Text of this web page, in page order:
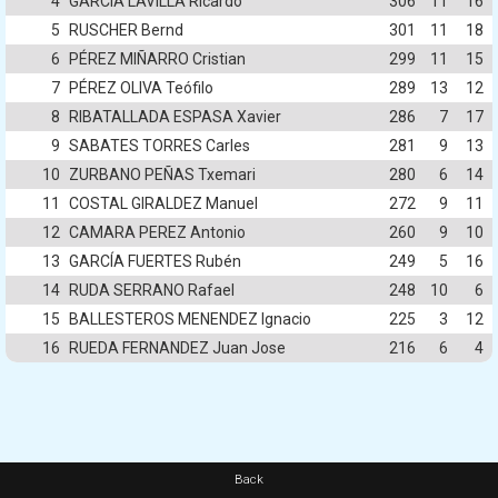
5
RUSCHER Bernd 301 11
18
6
PÉREZ MIÑARRO Cristian 299 11
15
7
PÉREZ OLIVA Teófilo 289 13
12
8
RIBATALLADA ESPASA Xavier 286 7
17
9 SABATES TORRES Carles 281 9
13
10
ZURBANO PEÑAS Txemari 280 6
14
11
COSTAL GIRALDEZ Manuel 272 9
11
12 CAMARA PEREZ Antonio 260 9
10
13 GARCÍA FUERTES Rubén 249 5
16
14
RUDA SERRANO Rafael 248 10
6
15
BALLESTEROS MENENDEZ Ignacio 225 3
12
16
RUEDA FERNANDEZ Juan Jose 216 6 4
Back